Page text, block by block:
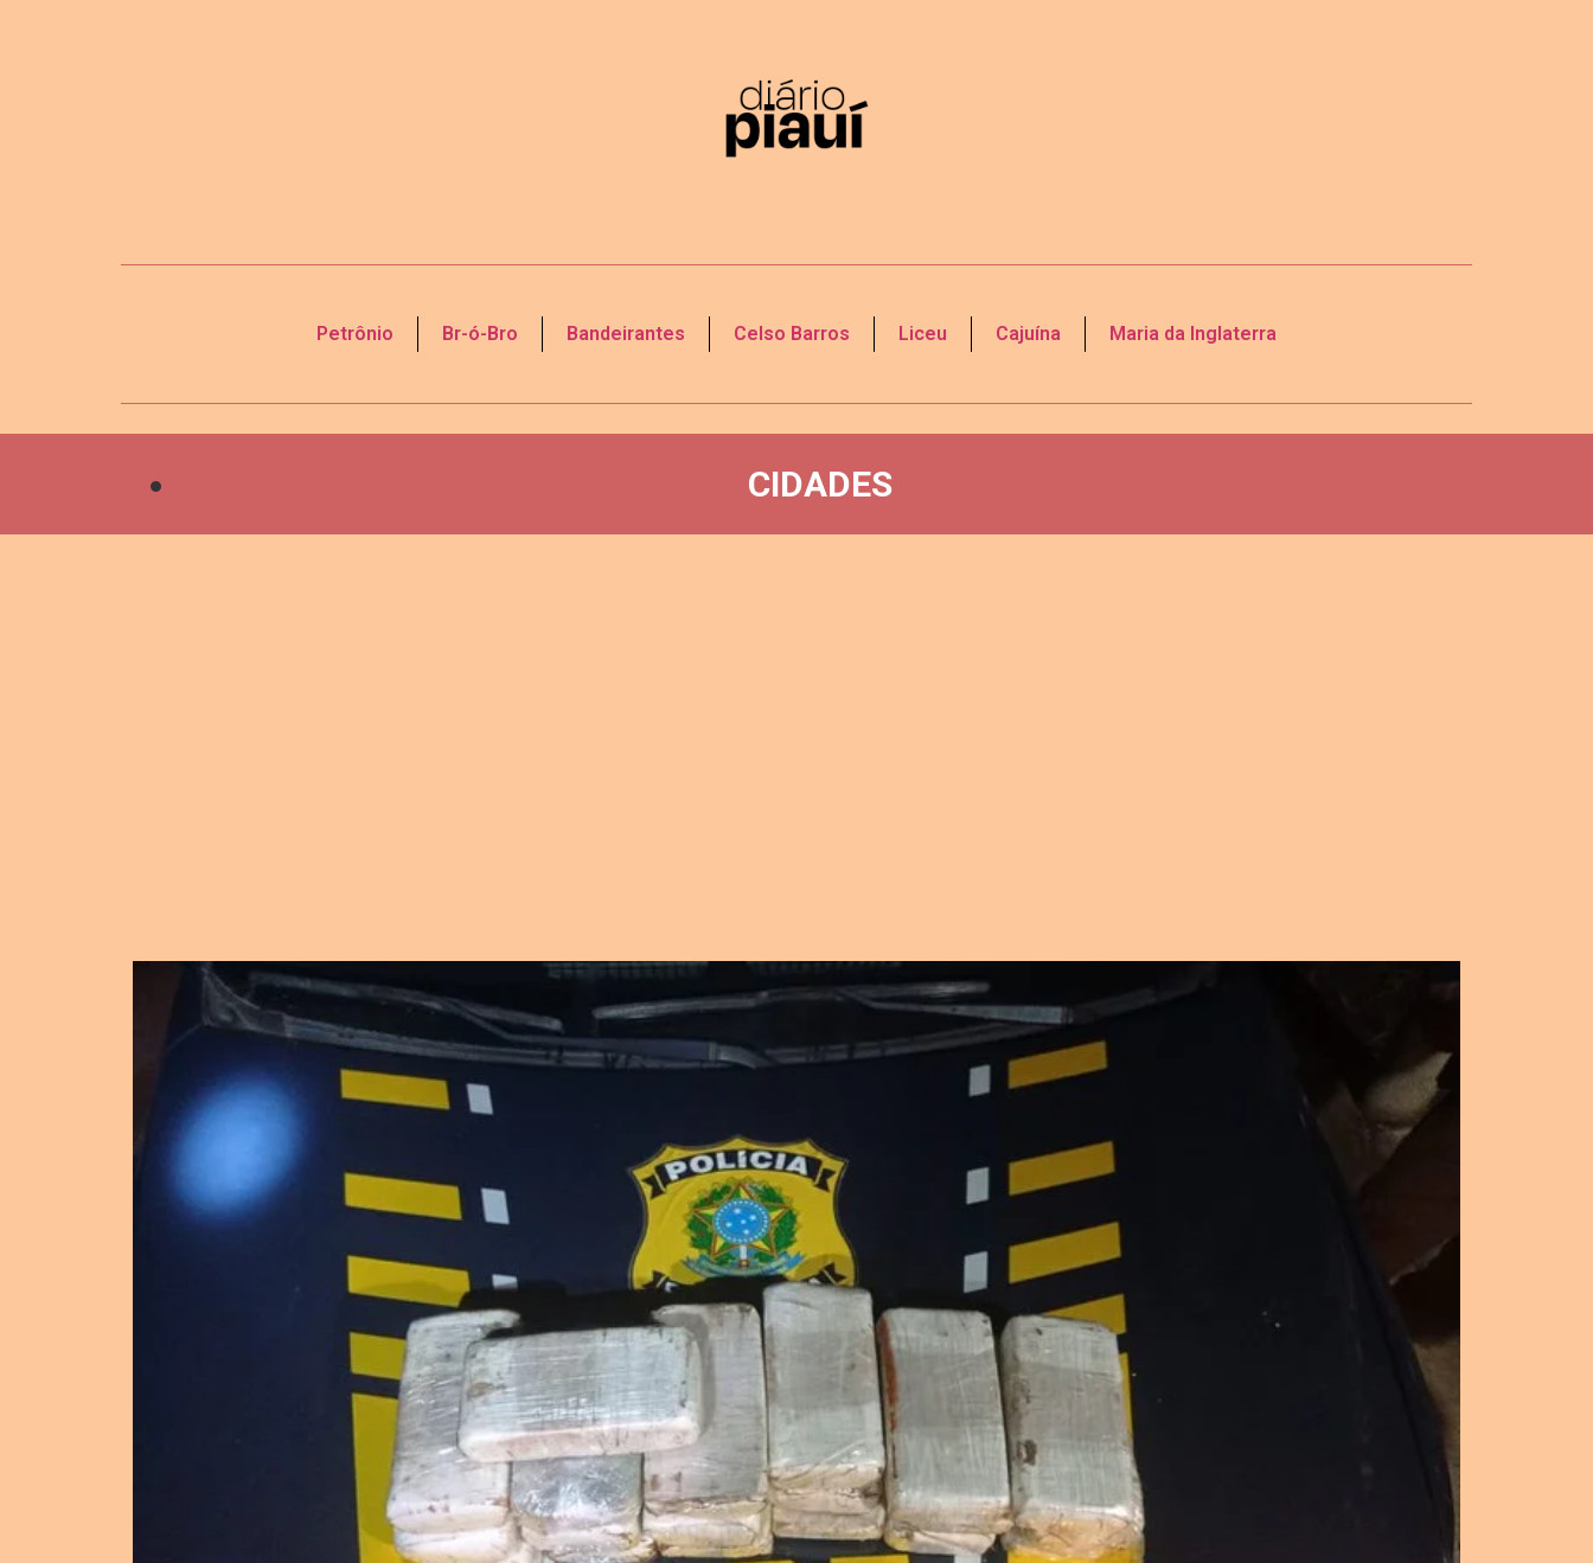
Petrônio Br-ó-Bro Bandeirantes Celso Barros Liceu Cajuína Maria da Inglaterra
CIDADES